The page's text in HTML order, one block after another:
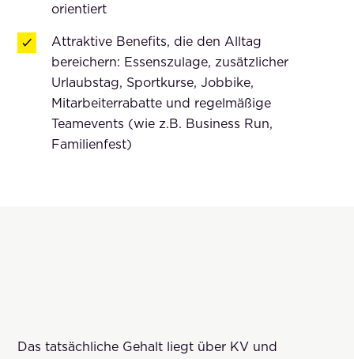
orientiert
Attraktive Benefits, die den Alltag
bereichern: Essenszulage, zusätzlicher
Urlaubstag, Sportkurse, Jobbike,
Mitarbeiterrabatte und regelmäßige
Teamevents (wie z.B. Business Run,
Familienfest)
Das tatsächliche Gehalt liegt über KV und